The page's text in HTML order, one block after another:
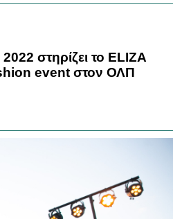
στηρίζει το ELIZA
event στον ΟΛΠ